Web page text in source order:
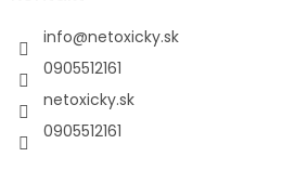
info@netoxicky.sk
0905512161
netoxicky.sk
0905512161